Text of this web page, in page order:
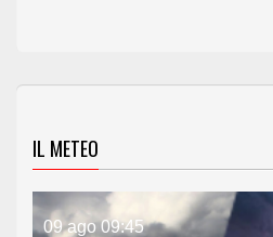
IL METEO
09 ago 09:45